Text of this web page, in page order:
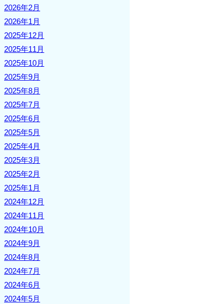
2026年2月
2026年1月
2025年12月
2025年11月
2025年10月
2025年9月
2025年8月
2025年7月
2025年6月
2025年5月
2025年4月
2025年3月
2025年2月
2025年1月
2024年12月
2024年11月
2024年10月
2024年9月
2024年8月
2024年7月
2024年6月
2024年5月